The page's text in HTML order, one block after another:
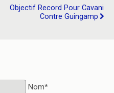
Objectif Record Pour Cavani
Contre Guingamp
Nom*